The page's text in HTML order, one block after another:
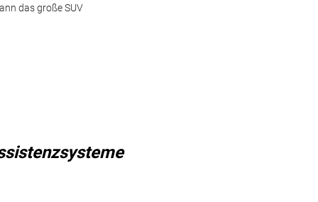
das große SUV